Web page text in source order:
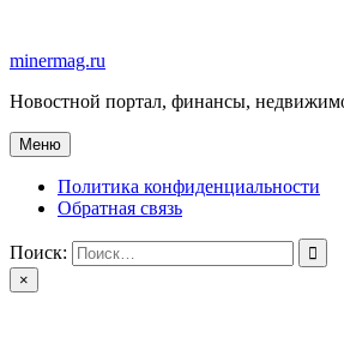
содержимому
minermag.ru
Новостной портал, финансы,
Меню
Политика конфиденциальности
Обратная связь
Поиск:
×